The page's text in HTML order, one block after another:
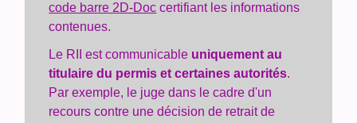
code barre 2D-Doc certifiant les informations
contenues.
Le RII est communicable uniquement au
titulaire du permis et certaines autorités.
Par exemple, le juge dans le cadre d'un
recours contre une décision de retrait de